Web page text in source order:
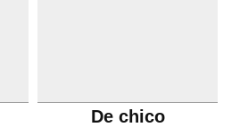
De chico